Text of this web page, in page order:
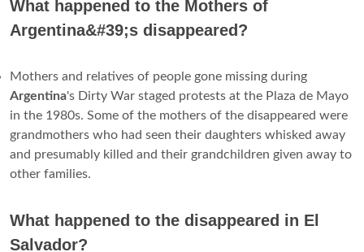
What happened to the Mothers of
Argentina&#39;s disappeared?
Mothers and relatives of people gone missing during
Argentina's Dirty War staged protests at the Plaza de Mayo
in the 1980s. Some of the mothers of the disappeared were
grandmothers who had seen their daughters whisked away
and presumably killed and their grandchildren given away to
other families.
What happened to the disappeared in El
Salvador?